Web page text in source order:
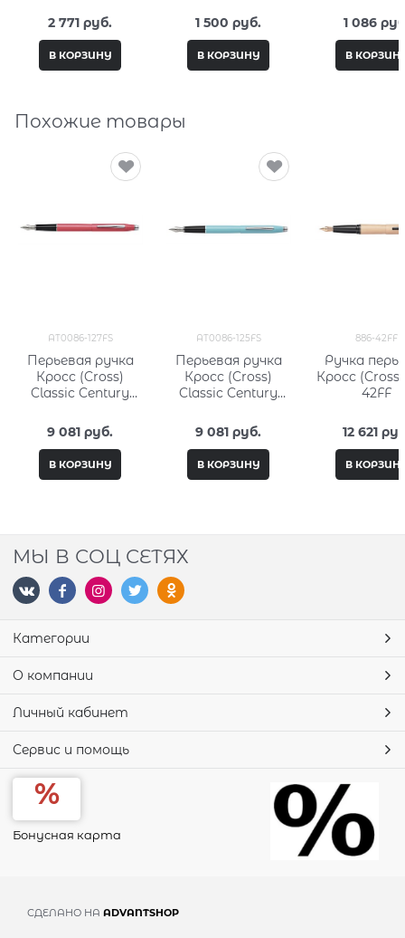
(62, 5 мл) Кросс
(Cross) 8945S-5
green
2 771 руб.
В КОРЗИНУ
Fantasy PC332-M7
1 500 руб.
В КОРЗИНУ
(красный)
(Cross)
1 086
В
Похожие товары
AT0086-127FS
Перьевая ручка
Кросс (Cross)
Classic Century
Lacquer
9 081 руб.
В КОРЗИНУ
AT0086-125FS
Перьевая ручка
Кросс (Cross)
Classic Century
Lacquer
9 081 руб.
В КОРЗИНУ
886-42FF
Ручка
Кросс
42FF
12 621
В
МЫ В СОЦ СЕТЯХ
Категории
О компании
Личный кабинет
Сервис и помощь
Бонусная карта
СДЕЛАНО НА ADVANTSHOP